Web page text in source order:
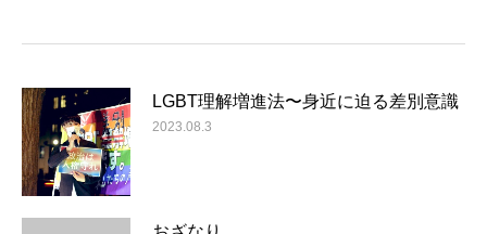
LGBT理解増進法〜身近に迫る差別意識
2023.08.3